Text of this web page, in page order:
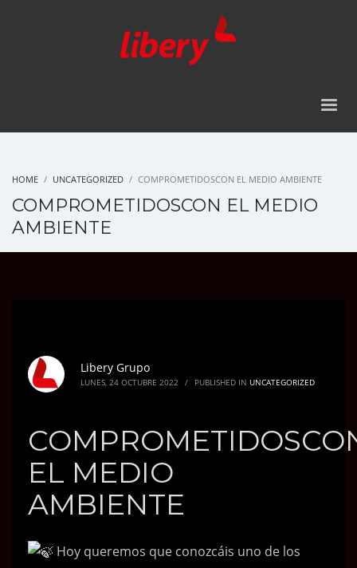
HOME UNCATEGORIZED COMPROMETIDOSCON EL MEDIO AMBIENTE
COMPROMETIDOSCON EL MEDIO
AMBIENTE
Libery Grupo
LUNES, 24 OCTUBRE 2022 / PUBLISHED IN UNCATEGORIZED
EL MEDIO
AMBIENTE
Hoy queremos que conozcáis uno de los